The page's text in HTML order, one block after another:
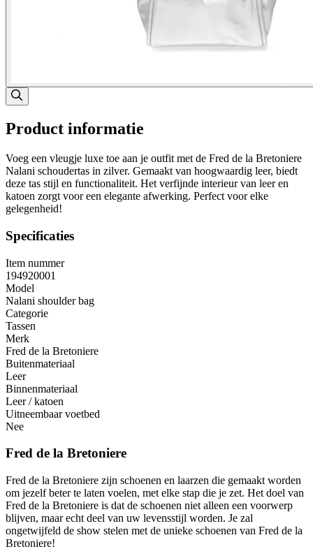
Product informatie
Voeg een vleugje luxe toe aan je outfit met de Fred de la Bretoniere
Nalani schoudertas in zilver. Gemaakt van hoogwaardig leer, biedt
deze tas stijl en functionaliteit. Het verfijnde interieur van leer en
katoen zorgt voor een elegante afwerking. Perfect voor elke
gelegenheid!
Specificaties
Item nummer
194920001
Model
Nalani shoulder bag
Categorie
Tassen
Merk
Fred de la Bretoniere
Buitenmateriaal
Leer
Binnenmateriaal
Leer / katoen
Uitneembaar voetbed
Nee
Fred de la Bretoniere
Fred de la Bretoniere zijn schoenen en laarzen die gemaakt worden
om jezelf beter te laten voelen, met elke stap die je zet. Het doel van
Fred de la Bretoniere is dat de schoenen niet alleen een voorwerp
blijven, maar echt deel van uw levensstijl worden. Je zal
ongetwijfeld de show stelen met de unieke schoenen van Fred de la
Bretoniere!